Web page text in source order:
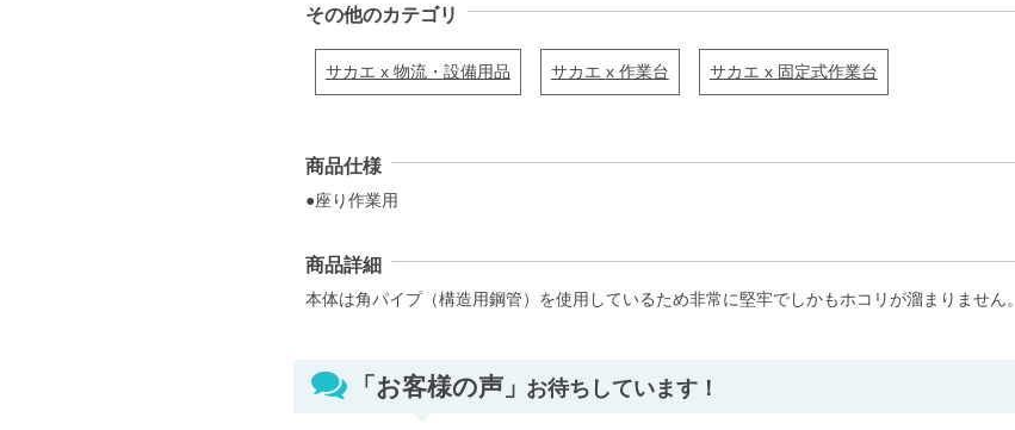
その他のカテゴリ
サカエ x 物流・設備用品 サカエ x 作業台 サカエ x 固定式作業台
商品仕様
●座り作業用
商品詳細
本体は角パイプ（構造用鋼管）を使用しているため非常に堅牢でしかもホコリが溜まりません。
「お客様の声」お待ちしています！